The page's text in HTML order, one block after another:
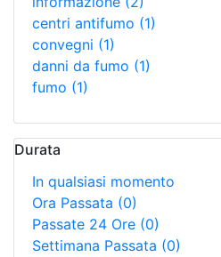
centri antifumo (1)
convegni (1)
danni da fumo (1)
fumo (1)
Durata
In qualsiasi momento
Ora Passata (0)
Passate 24 Ore (0)
Settimana Passata (0)